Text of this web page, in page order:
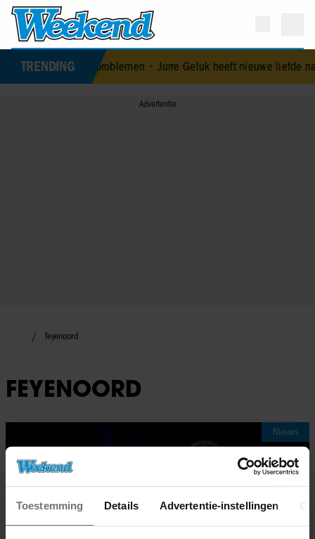
Toestemming Details Advertentie-instellingen
TRENDING
ontkent huwelijksproblemen• Jurre Geluk heeft nieuwe liefde na
feyenoord
FEYENOORD
Nieuws